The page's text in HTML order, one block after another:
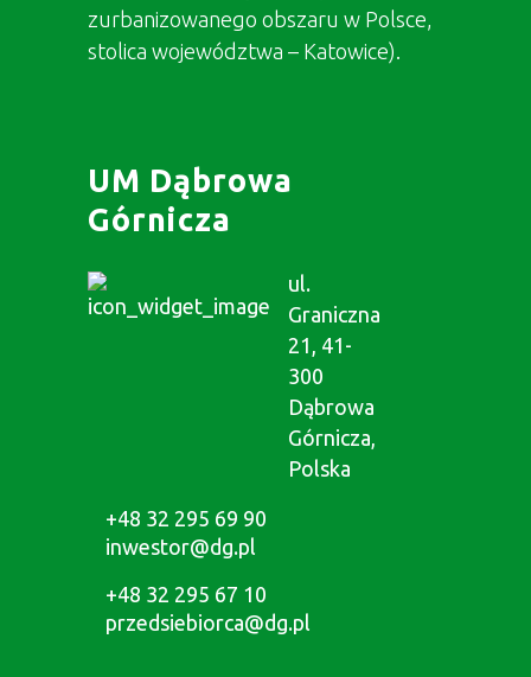
zurbanizowanego obszaru w Polsce,
stolica województwa – Katowice).
UM Dąbrowa
Górnicza
ul.
Graniczna
21, 41-
300
Dąbrowa
Górnicza,
Polska
+48 32 295 69 90
inwestor@dg.pl
+48 32 295 67 10
przedsiebiorca@dg.pl